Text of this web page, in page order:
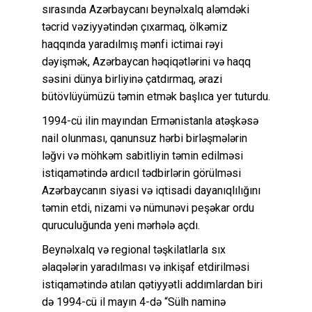
sırasında Azərbaycanı beynəlxalq aləmdəki
təcrid vəziyyətindən çıxarmaq, ölkəmiz
haqqında yaradılmış mənfi ictimai rəyi
dəyişmək, Azərbaycan həqiqətlərini və haqq
səsini dünya birliyinə çatdırmaq, ərazi
bütövlüyümüzü təmin etmək başlıca yer tuturdu.
1994-cü ilin mayından Ermənistanla atəşkəsə
nail olunması, qanunsuz hərbi birləşmələrin
ləğvi və möhkəm sabitliyin təmin edilməsi
istiqamətində ardıcıl tədbirlərin görülməsi
Azərbaycanın siyasi və iqtisadi dayanıqlılığını
təmin etdi, nizami və nümunəvi peşəkar ordu
quruculuğunda yeni mərhələ açdı.
Beynəlxalq və regional təşkilatlarla sıx
əlaqələrin yaradılması və inkişaf etdirilməsi
istiqamətində atılan qətiyyətli addımlardan biri
də 1994-cü il mayın 4-də “Sülh naminə